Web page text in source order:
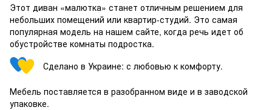
Этот диван «малютка» станет отличным решением для
небольших помещений или квартир-студий. Это самая
популярная модель на нашем сайте, когда речь идет об
обустройстве комнаты подростка.
Сделано в Украине: с любовью к комфорту.
Мебель поставляется в разобранном виде и в заводской
упаковке.